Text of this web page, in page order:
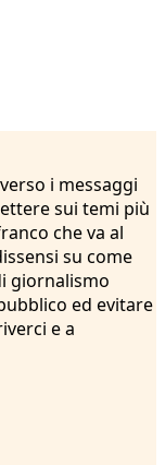
i messaggi
sui temi più
che va al
su come
giornalismo
ed evitare
e a